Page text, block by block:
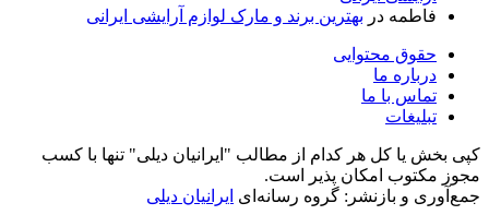
فاطمه در بهترین برند و مارک لوازم آرایشی ایرانی
حقوق محتوایی
درباره ما
تماس با ما
تبلیغات
کپی بخش یا کل هر کدام از مطالب "ایرانیان دیلی" تنها با کسب
مجوز مکتوب امکان پذیر است.
جمع‌آوری و بازنشر: گروه رسانه‌ای ایرانیان دیلی